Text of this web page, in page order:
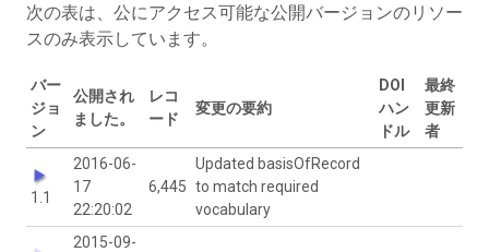
次の表は、公にアクセス可能な公開バージョンのリソー
スのみ表示しています。
バー
ジョ
ン
公開され
ました。
レコ
ード
変更の要約
DOI
ハン
ドル
最終
更新
者
1.1
2016-06-
17
22:20:02
6,445
Updated basisOfRecord
to match required
vocabulary
2015-09-